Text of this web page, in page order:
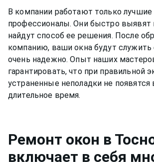
В компании работают только
профессионалы. Они быстро выявят
найдут способ ее решения. После
компанию, ваши окна будут служить
очень надежно. Опыт наших
гарантировать, что при правильной
устраненные неполадки не появятся
длительное время.
Ремонт окон в
включает в себя